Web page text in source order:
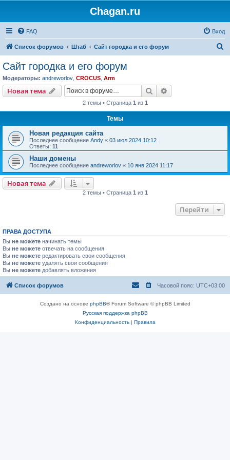
Chagan.ru
FAQ Вход
Список форумов Штаб Сайт городка и его форум
Сайт городка и его форум
Модераторы: andreworlov CROCUS Arm
Новая тема Поиск
2 темы • Страница 1 из 1
Темы
Новая редакция сайта
Последнее сообщение Andy « 03 июл 2024 10:12
Ответы: 11
Наши домены
Последнее сообщение andreworlov « 10 янв 2024 11:17
Новая тема
2 темы • Страница 1 из 1
Перейти
ПРАВА ДОСТУПА
Вы не можете начинать темы
Вы не можете отвечать на сообщения
Вы не можете редактировать свои сообщения
Вы не можете удалять свои сообщения
Вы не можете добавлять вложения
Список форумов Часовой пояс: UTC+03:00
Создано на основе phpBB® Forum Software © phpBB Limited
Русская поддержка phpBB
Конфиденциальность| Правила